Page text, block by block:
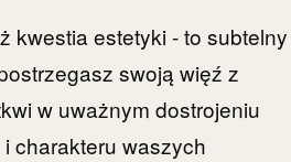
kwestia estetyki - to subtelny
swoją więź z
w uważnym dostrojeniu
charakteru waszych